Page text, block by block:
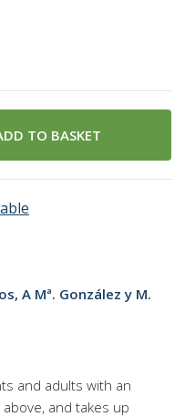
TO BASKET
A Mª. González y M.
and adults with an
and takes up